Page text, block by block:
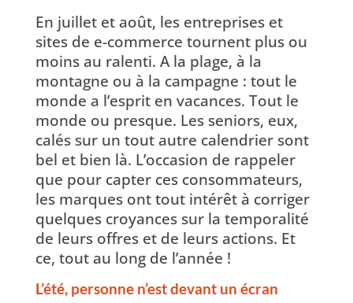
En juillet et août, les entreprises et
sites de e-commerce tournent plus ou
moins au ralenti. A la plage, à la
montagne ou à la campagne : tout le
monde a l’esprit en vacances. Tout le
monde ou presque. Les seniors, eux,
calés sur un tout autre calendrier sont
bel et bien là. L’occasion de rappeler
que pour capter ces consommateurs,
les marques ont tout intérêt à corriger
quelques croyances sur la temporalité
de leurs offres et de leurs actions. Et
ce, tout au long de l’année !
L’été, personne n’est devant un écran